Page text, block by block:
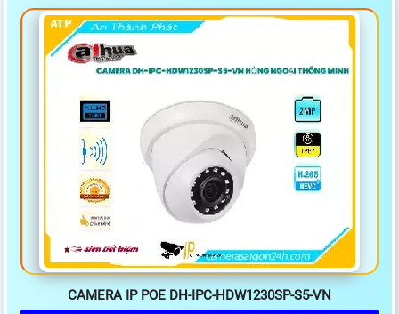
CAMERA IP POE DH-IPC-HDW1230SP-S5-VN